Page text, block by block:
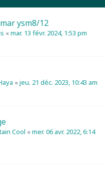
ysm8/12
«mar. 13 févr. 2024, 1:53 pm
«jeu. 21 déc. 2023, 10:43 am
Cool «mer. 06 avr. 2022, 6:14